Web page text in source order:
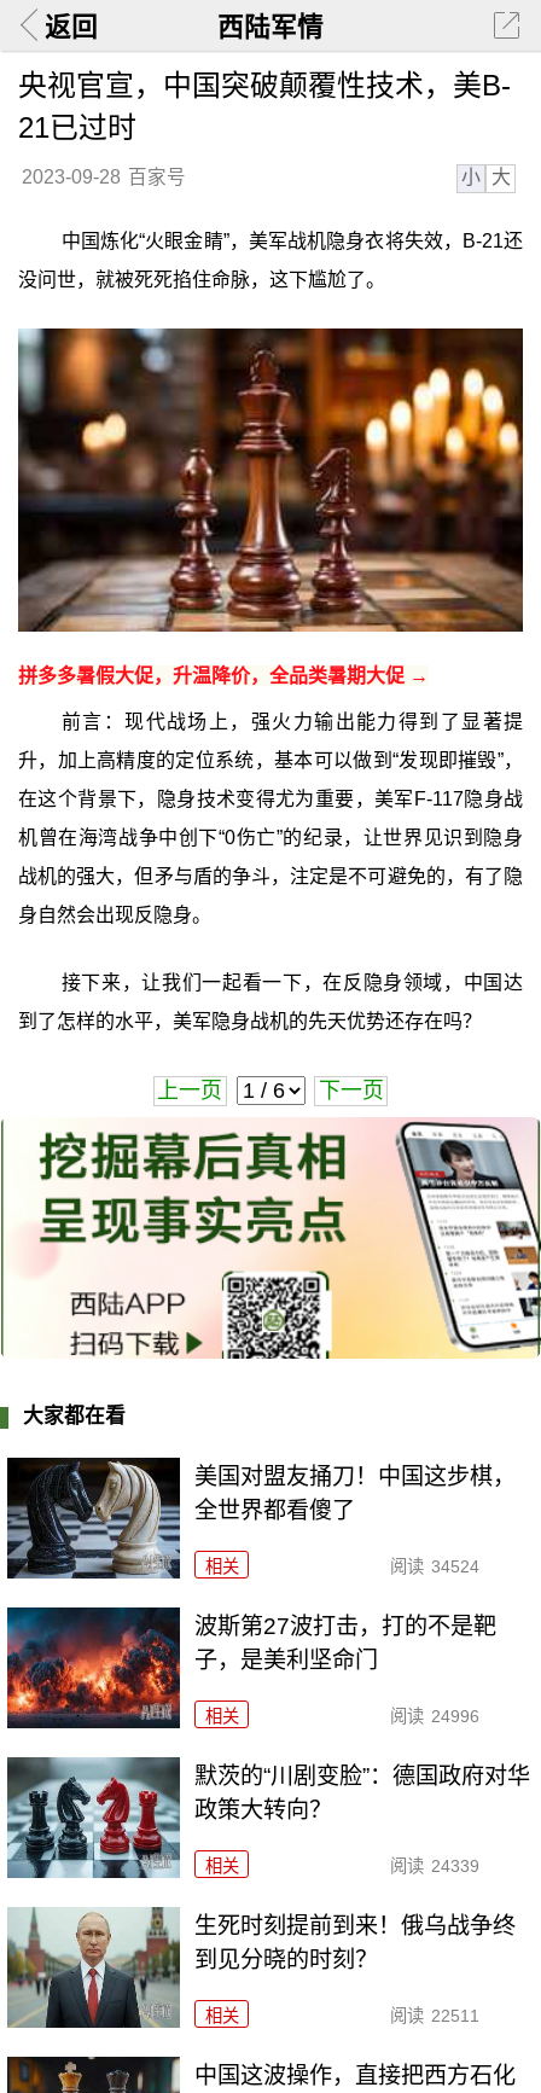
返回 西陆军情
央视官宣，中国突破颠覆性技术，美B-
21已过时
2023-09-28 百家号 小 大
中国炼化“火眼金睛”，美军战机隐身衣将失效，B-21还
没问世，就被死死掐住命脉，这下尴尬了。
拼多多暑假大促，升温降价，全品类暑期大促 →
前言：现代战场上，强火力输出能力得到了显著提
升，加上高精度的定位系统，基本可以做到“发现即摧毁”，
在这个背景下，隐身技术变得尤为重要，美军F-117隐身战
机曾在海湾战争中创下“0伤亡”的纪录，让世界见识到隐身
战机的强大，但矛与盾的争斗，注定是不可避免的，有了隐
身自然会出现反隐身。
接下来，让我们一起看一下，在反隐身领域，中国达
到了怎样的水平，美军隐身战机的先天优势还存在吗？
上一页 下一页
大家都在看
美国对盟友捅刀！中国这步棋，
全世界都看傻了
相关 阅读 34524
波斯第27波打击，打的不是靶
子，是美利坚命门
相关 阅读 24996
默茨的“川剧变脸”：德国政府对华
政策大转向？
相关 阅读 24339
生死时刻提前到来！俄乌战争终
到见分晓的时刻？
相关 阅读 22511
中国这波操作，直接把西方石化